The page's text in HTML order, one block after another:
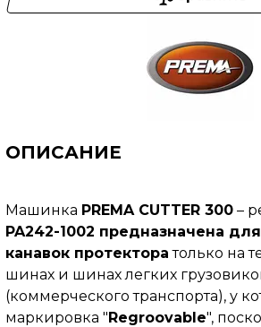
ОПИСАНИЕ
Машинка PREMA CUTTER 300–
PA242-1002 предназначена
канавок протектора только на
шинах и шинах легких
(коммерческого транспорта), у
маркировка "Regroovable",